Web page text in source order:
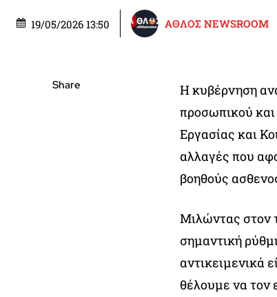
19/05/2026 13:50 ΑΘΛΟΣ NEWSROOM
Share
Η κυβέρνηση
προσωπικού και
Εργασίας και
αλλαγές που
βοηθούς
Μιλώντας στον
σημαντική
αντικειμενικά
θέλουμε να τον